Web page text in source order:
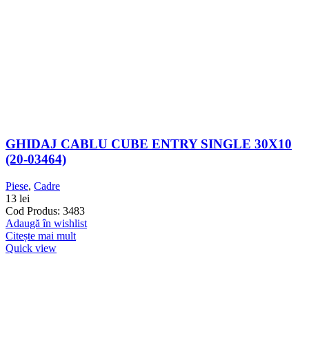
GHIDAJ CABLU CUBE ENTRY SINGLE 30X10
(20-03464)
Piese, Cadre
13 lei
Cod Produs: 3483
Adaugă în wishlist
Citește mai mult
Quick view